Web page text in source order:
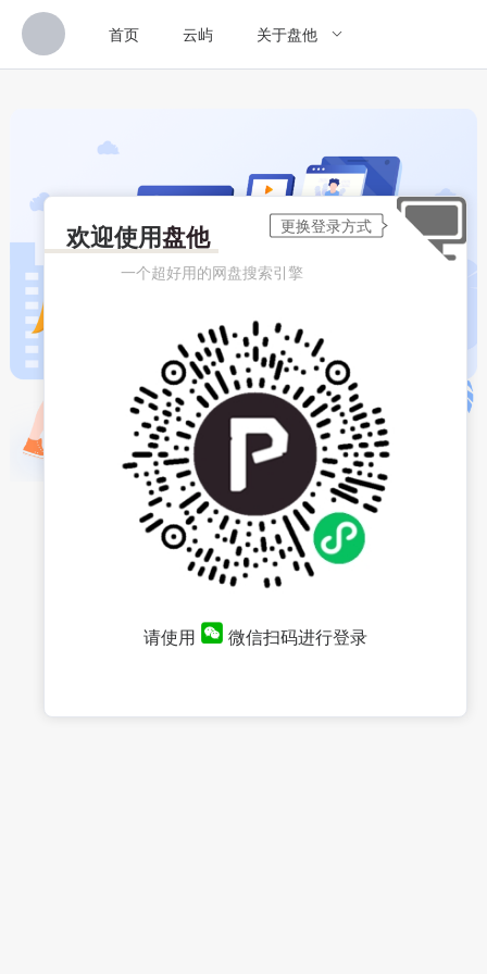
首页 云屿 关于盘他
欢迎使用盘他
一个超好用的网盘搜索引擎
请使用 微信扫码进行登录